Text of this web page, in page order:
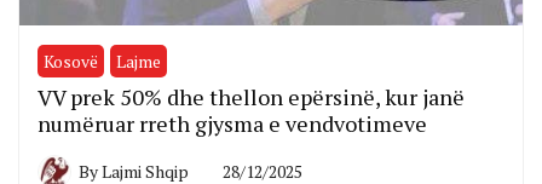
Kosovë Lajme
VV prek 50% dhe thellon epërsinë, kur janë
numëruar rreth gjysma e vendvotimeve
ByLajmi Shqip 28/12/2025